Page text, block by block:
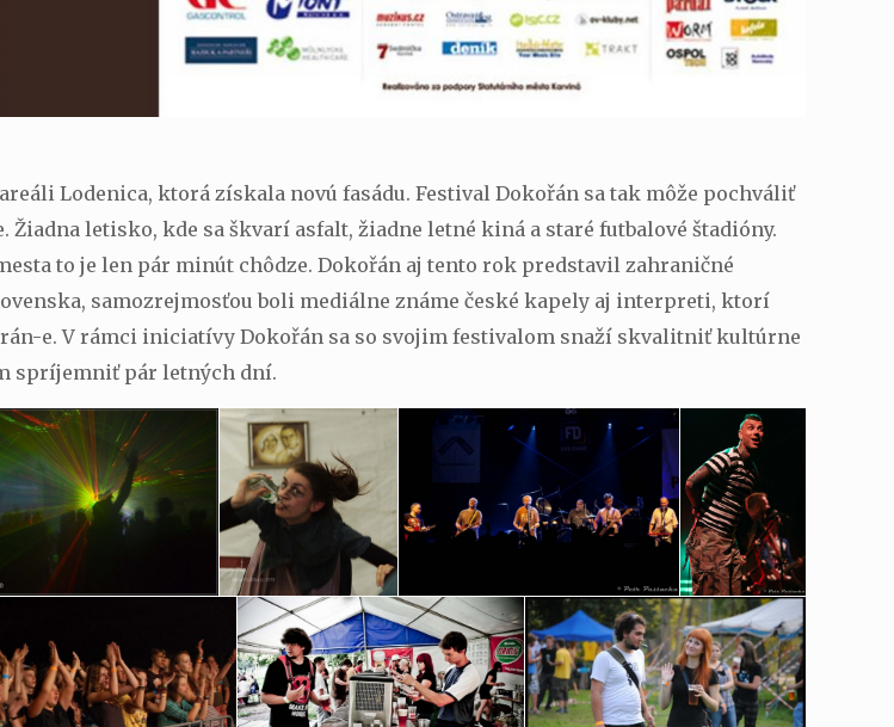
Lodenica, ktorá získala novú fasádu. Festival Dokořán sa tak môže pochváliť
letisko, kde sa škvarí asfalt, žiadne letné kiná a staré futbalové štadióny.
to je len pár minút chôdze. Dokořán aj tento rok predstavil zahraničné
samozrejmosťou boli mediálne známe české kapely aj interpreti, ktorí
e. V rámci iniciatívy Dokořán sa so svojim festivalom snaží skvalitniť kultúrne
spríjemniť pár letných dní.